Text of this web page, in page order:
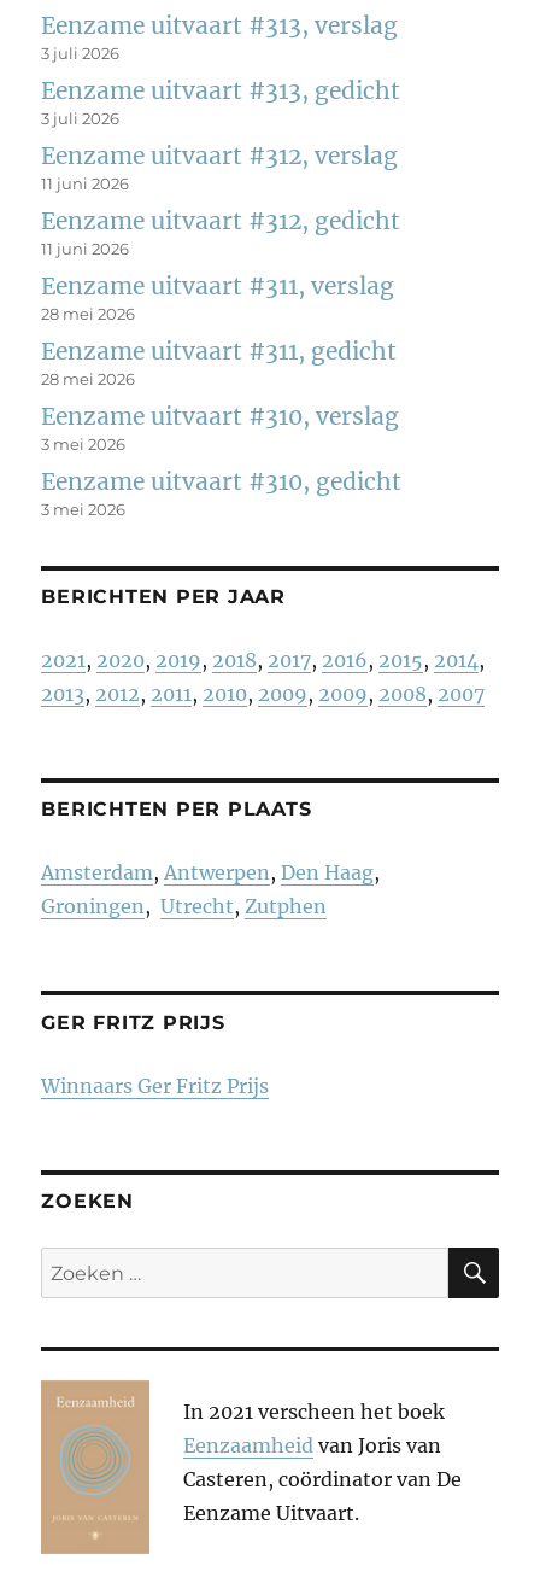
Eenzame uitvaart #313, verslag
3 juli 2026
Eenzame uitvaart #313, gedicht
3 juli 2026
Eenzame uitvaart #312, verslag
11 juni 2026
Eenzame uitvaart #312, gedicht
11 juni 2026
Eenzame uitvaart #311, verslag
28 mei 2026
Eenzame uitvaart #311, gedicht
28 mei 2026
Eenzame uitvaart #310, verslag
3 mei 2026
Eenzame uitvaart #310, gedicht
3 mei 2026
BERICHTEN PER JAAR
2021, 2020, 2019, 2018, 2017, 2016, 2015, 2014,
2013, 2012, 2011, 2010, 2009, 2009, 2008, 2007
BERICHTEN PER PLAATS
Amsterdam,Antwerpen,Den Haag,
Groningen,Utrecht,Zutphen
GER FRITZ PRIJS
Winnaars Ger Fritz Prijs
ZOEKEN
Zoeken
naar:
In 2021 verscheen het boek
Eenzaamheid van Joris van
Casteren, coördinator van De
Eenzame Uitvaart.